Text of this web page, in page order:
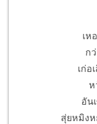
เห
ก
เก่อ
ห
อัน
สุ่ยหมิง